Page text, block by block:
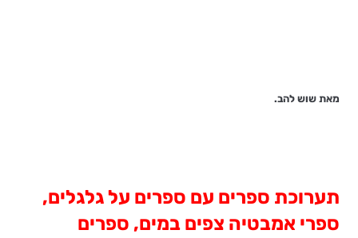
מאת שוש להב.
תערוכת ספרים עם ספרים על גלגלים,
ספרי אמבטיה צפים במים, ספרים